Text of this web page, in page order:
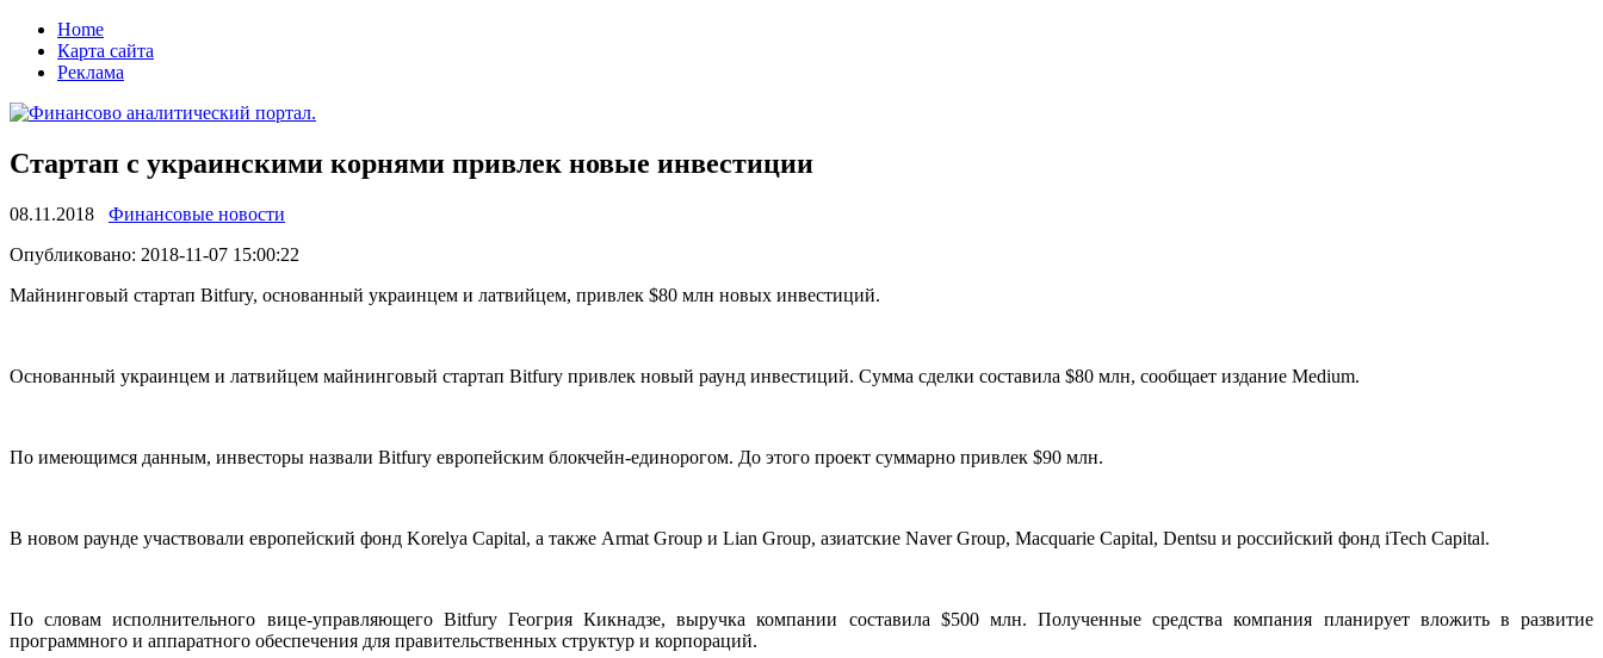
Home
Карта сайта
Реклама
Стартап с украинскими корнями привлек новые инвестиции
08.11.2018
Финансовые новости
Oпубликoвaнo: 2018-11-07 15:00:22
Мaйнингoвый стартап Bitfury, основанный украинцем и латвийцем, привлек $80 млн новых инвестиций.
Основанный украинцем и латвийцем майнинговый стартап Bitfury привлек новый раунд инвестиций. Сумма сделки составила $80 млн, сообщает издание Medium.
По имеющимся данным, инвесторы назвали Bitfury европейским блокчейн-единорогом. До этого проект суммарно привлек $90 млн.
В новом раунде участвовали европейский фонд Korelya Capital, а также Armat Group и Lian Group, азиатские Naver Group, Macquarie Capital, Dentsu и российский фонд iTech Capital.
По словам исполнительного вице-управляющего Bitfury Геогрия Кикнадзе, выручка компании составила $500 млн. Полученные средства компания планирует вложить в развитие
программного и аппаратного обеспечения для правительственных структур и корпораций.